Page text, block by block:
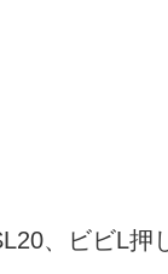
、ビビL押